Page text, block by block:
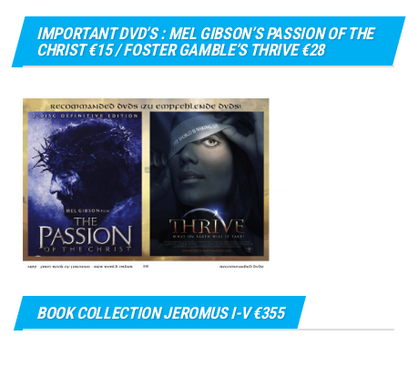
IMPORTANT DVD’S : MEL GIBSON’S PASSION OF THE
CHRIST €15 / FOSTER GAMBLE’S THRIVE €28
BOOK COLLECTION JEROMUS I-V €355